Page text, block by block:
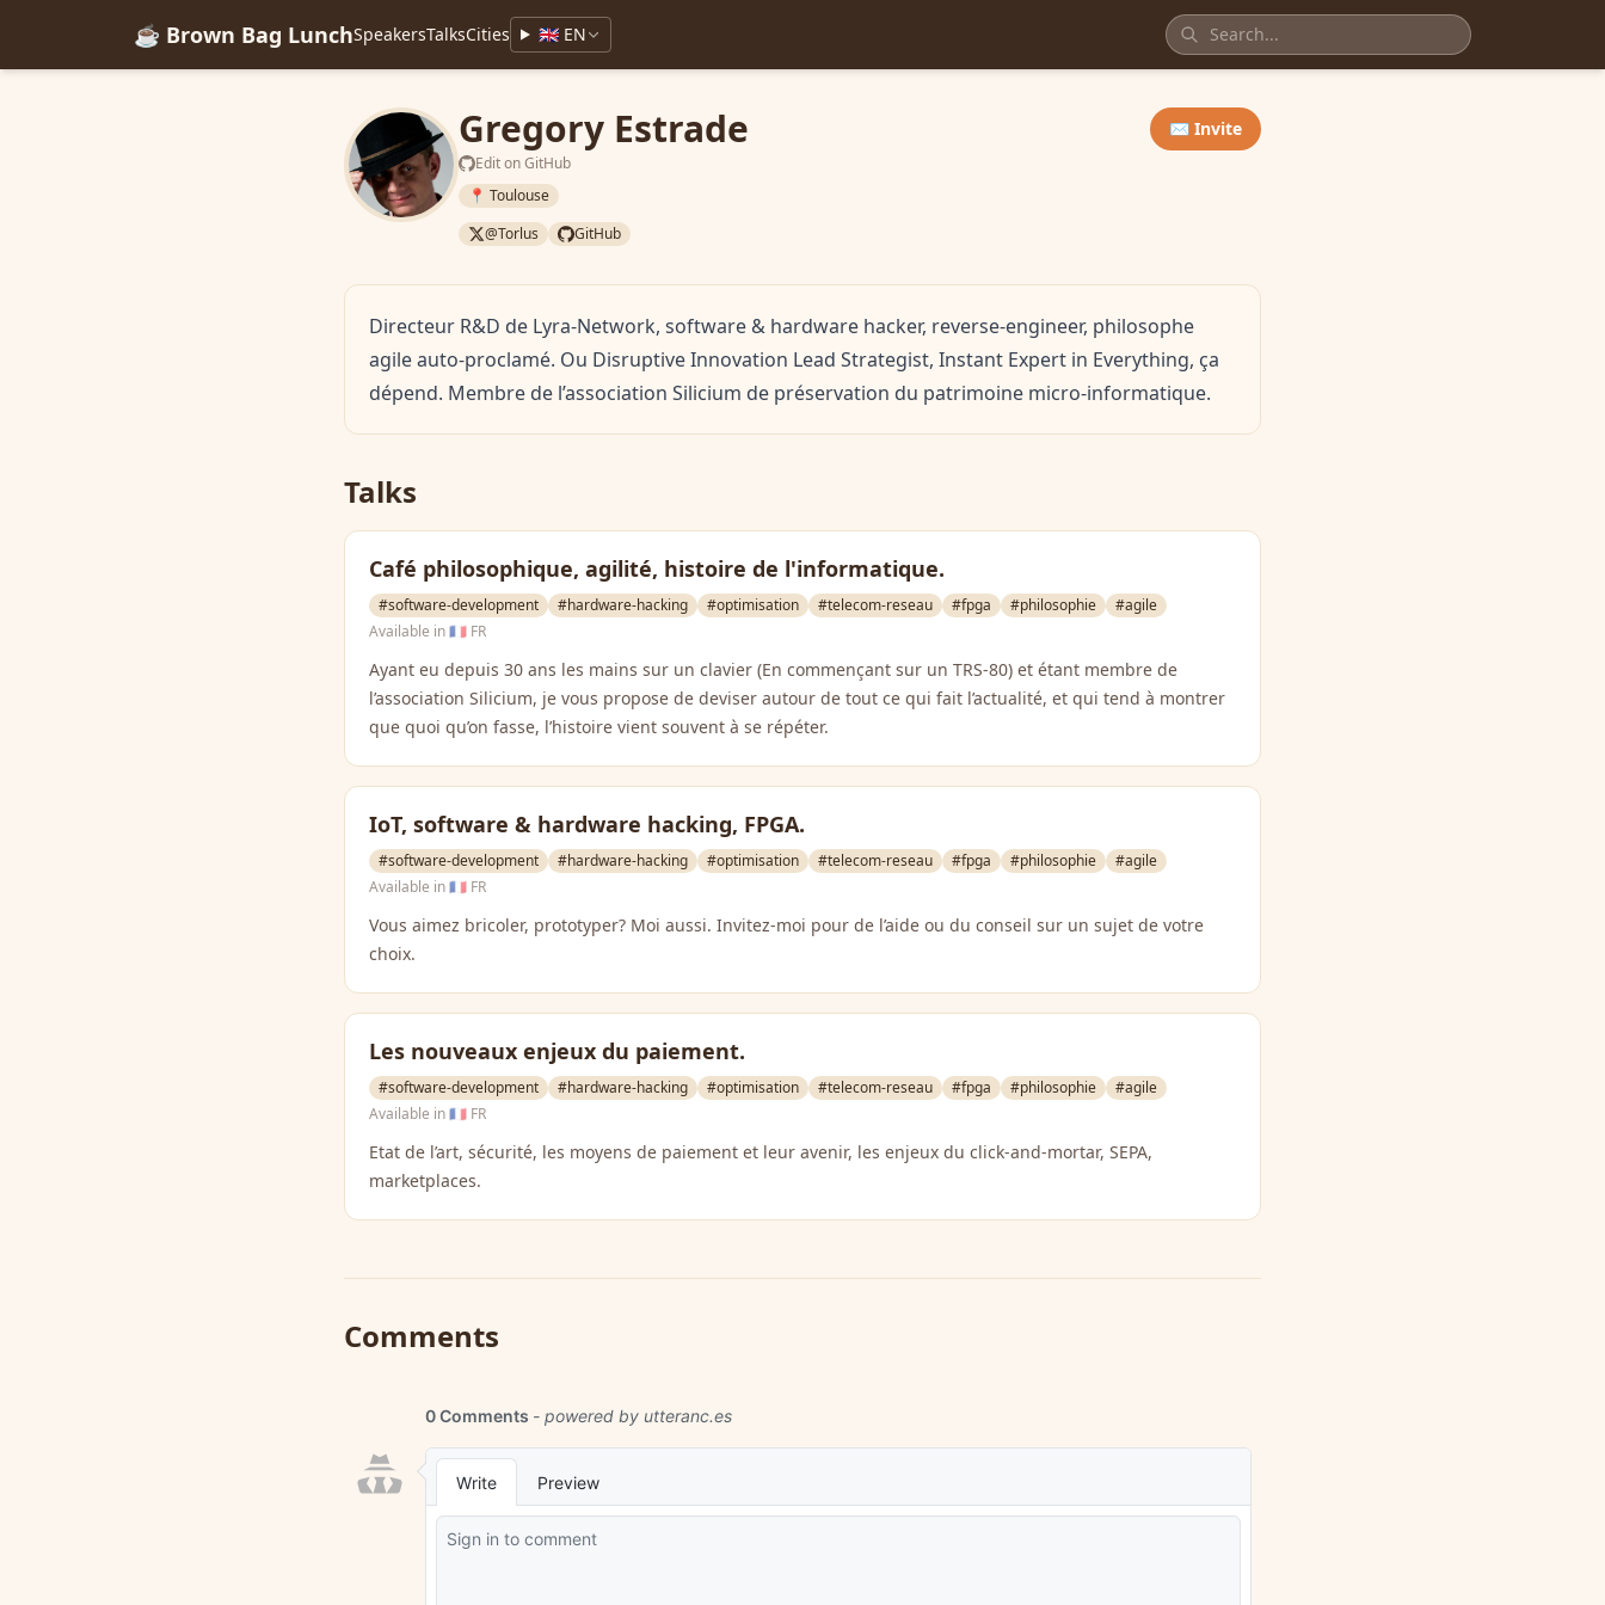
☕ Brown Bag LunchSpeakersTalksCities 🇬🇧 EN
Gregory Estrade
Edit on GitHub
✉️ Invite
📍 Toulouse
@Torlus
GitHub
Directeur R&D de Lyra-Network, software & hardware hacker, reverse-engineer, philosophe
agile auto-proclamé. Ou Disruptive Innovation Lead Strategist, Instant Expert in Everything, ça
dépend. Membre de l’association Silicium de préservation du patrimoine micro-informatique.
Talks
Café philosophique, agilité, histoire de l'informatique.
#software-development #hardware-hacking #optimisation #telecom-reseau #fpga #philosophie
#agile
Available in🇫🇷 FR
Ayant eu depuis 30 ans les mains sur un clavier (En commençant sur un TRS-80) et étant membre de
l’association Silicium, je vous propose de deviser autour de tout ce qui fait l’actualité, et qui tend à montrer
que quoi qu’on fasse, l’histoire vient souvent à se répéter.
IoT, software & hardware hacking, FPGA.
#software-development #hardware-hacking #optimisation #telecom-reseau #fpga #philosophie
#agile
Available in🇫🇷 FR
Vous aimez bricoler, prototyper? Moi aussi. Invitez-moi pour de l’aide ou du conseil sur un sujet de votre
choix.
Les nouveaux enjeux du paiement.
#software-development #hardware-hacking #optimisation #telecom-reseau #fpga #philosophie
#agile
Available in🇫🇷 FR
Etat de l’art, sécurité, les moyens de paiement et leur avenir, les enjeux du click-and-mortar, SEPA,
marketplaces.
Comments